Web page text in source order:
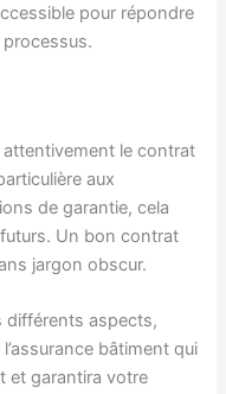
pour répondre
le contrat
aux
de garantie, cela
Un bon contrat
jargon obscur.
différents aspects,
bâtiment qui
et garantira votre